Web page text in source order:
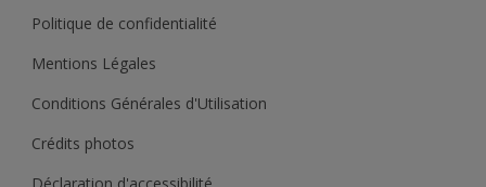
Politique de confidentialité
Mentions Légales
Conditions Générales d'Utilisation
Crédits photos
Déclaration d'accessibilité